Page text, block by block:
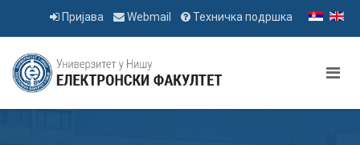
Пријава Webmail Техничка подршка